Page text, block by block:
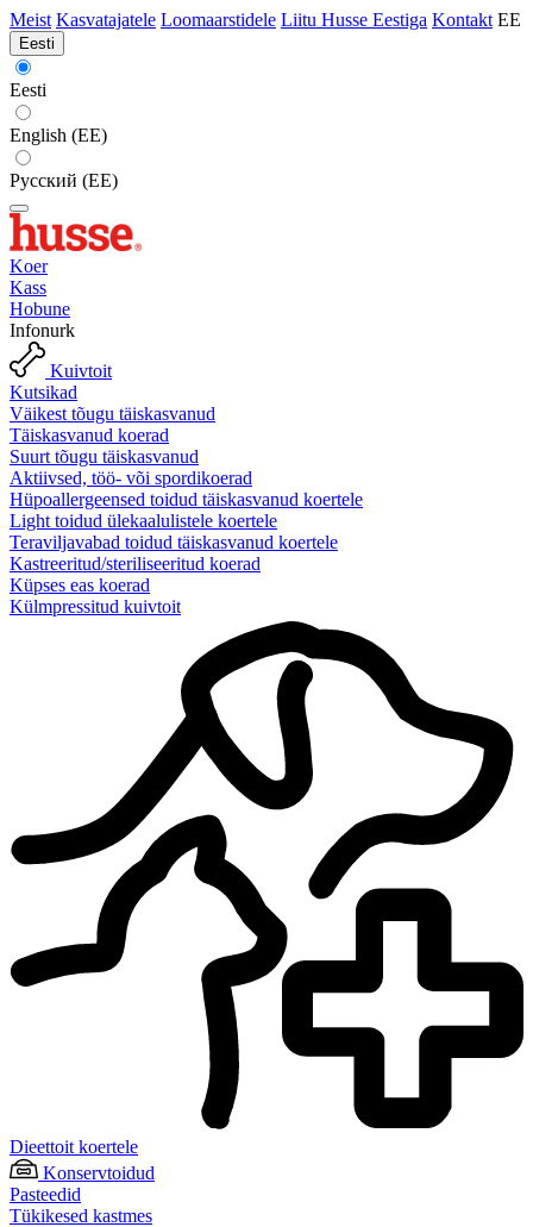
Meist Kasvatajatele Loomaarstidele Liitu Husse Eestiga Kontakt EE
Eesti
Eesti
English (EE)
Русский (EE)
Koer
Kass
Hobune
Infonurk
Kuivtoit
Kutsikad
Väikest tõugu täiskasvanud
Täiskasvanud koerad
Suurt tõugu täiskasvanud
Aktiivsed, töö- või spordikoerad
Hüpoallergeensed toidud täiskasvanud koertele
Light toidud ülekaalulistele koertele
Teraviljavabad toidud täiskasvanud koertele
Kastreeritud/steriliseeritud koerad
Küpses eas koerad
Külmpressitud kuivtoit
Dieettoit koertele
Konservtoidud
Pasteedid
Tükikesed kastmes